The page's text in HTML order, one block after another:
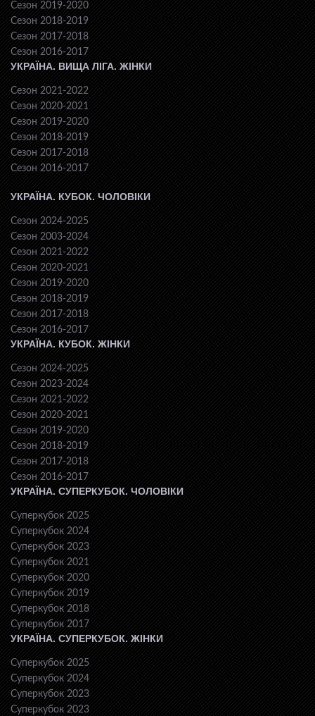
Сезон 2019-2020
Сезон 2018-2019
Сезон 2017-2018
Сезон 2016-2017
УКРАЇНА. ВИЩА ЛІГА. ЖІНКИ
Сезон 2021-2022
Сезон 2020-2021
Сезон 2019-2020
Сезон 2018-2019
Сезон 2017-2018
Сезон 2016-2017
УКРАЇНА. КУБОК. ЧОЛОВІКИ
Сезон 2024-2025
Сезон 2003-2024
Сезон 2021-2022
Сезон 2020-2021
Сезон 2019-2020
Сезон 2018-2019
Сезон 2017-2018
Сезон 2016-2017
УКРАЇНА. КУБОК. ЖІНКИ
Сезон 2024-2025
Сезон 2023-2024
Сезон 2021-2022
Сезон 2020-2021
Сезон 2019-2020
Сезон 2018-2019
Сезон 2017-2018
Сезон 2016-2017
УКРАЇНА. СУПЕРКУБОК. ЧОЛОВІКИ
Суперкубок 2025
Суперкубок 2024
Суперкубок 2023
Суперкубок 2021
Суперкубок 2020
Суперкубок 2019
Суперкубок 2018
Суперкубок 2017
УКРАЇНА. СУПЕРКУБОК. ЖІНКИ
Суперкубок 2025
Суперкубок 2024
Суперкубок 2023
Суперкубок 2023